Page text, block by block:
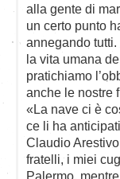
alla gente di
un certo punto
annegando
la vita umana
pratichiamo
anche le nostre
«La nave ci è
ce li ha
Claudio
fratelli, i miei
Palermo,